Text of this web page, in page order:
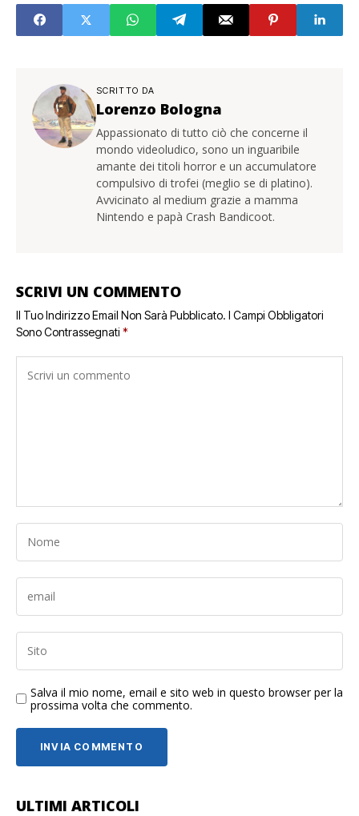
SCRITTO DA
Lorenzo Bologna
Appassionato di tutto ciò che concerne il
mondo videoludico, sono un inguaribile
amante dei titoli horror e un accumulatore
compulsivo di trofei (meglio se di platino).
Avvicinato al medium grazie a mamma
Nintendo e papà Crash Bandicoot.
SCRIVI UN COMMENTO
Il Tuo Indirizzo Email Non Sarà Pubblicato. I Campi Obbligatori
Sono Contrassegnati *
Salva il mio nome, email e sito web in questo browser per la
prossima volta che commento.
ULTIMI ARTICOLI